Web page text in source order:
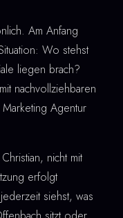
Am Anfang
Wo stehst
liegen brach?
nachvollziehbaren
Agentur
nicht mit
erfolgt
siehst, was